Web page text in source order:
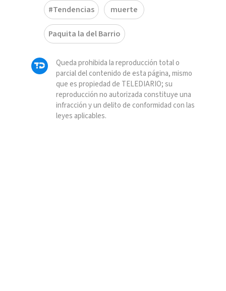
#Tendencias muerte
Paquita la del Barrio
Queda prohibida la reproducción total o
parcial del contenido de esta página, mismo
que es propiedad de TELEDIARIO; su
reproducción no autorizada constituye una
infracción y un delito de conformidad con las
leyes aplicables.